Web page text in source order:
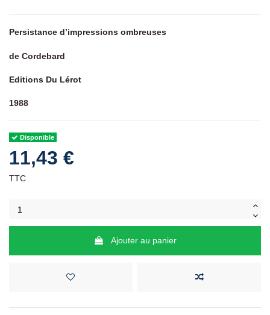
Persistance d’impressions ombreuses
de Cordebard
Editions Du Lérot
1988
Disponible
11,43 €
TTC
Ajouter au panier